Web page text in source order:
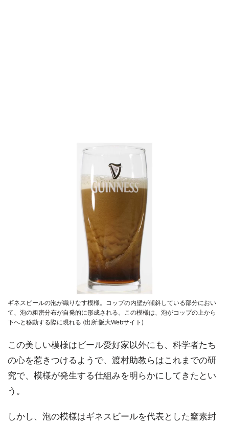
ギネスビールの泡が織りなす模様。コップの内壁が傾斜している部分におい
て、泡の粗密分布が自発的に形成される。この模様は、泡がコップの上から
下へと移動する際に現れる (出所:阪大Webサイト)
この美しい模様はビール愛好家以外にも、科学者たち
の心を惹きつけるようで、渡村助教らはこれまでの研
究で、模様が発生する仕組みを明らかにしてきたとい
う。
しかし、泡の模様はギネスビールを代表とした窒素封